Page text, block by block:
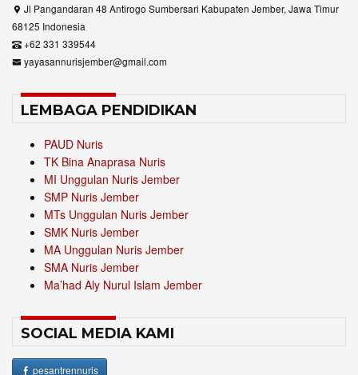
Jl Pangandaran 48 Antirogo Sumbersari Kabupaten Jember, Jawa Timur
68125 Indonesia
+62 331 339544
yayasannurisjember@gmail.com
LEMBAGA PENDIDIKAN
PAUD Nuris
TK Bina Anaprasa Nuris
MI Unggulan Nuris Jember
SMP Nuris Jember
MTs Unggulan Nuris Jember
SMK Nuris Jember
MA Unggulan Nuris Jember
SMA Nuris Jember
Ma’had Aly Nurul Islam Jember
SOCIAL MEDIA KAMI
pesantrennuris